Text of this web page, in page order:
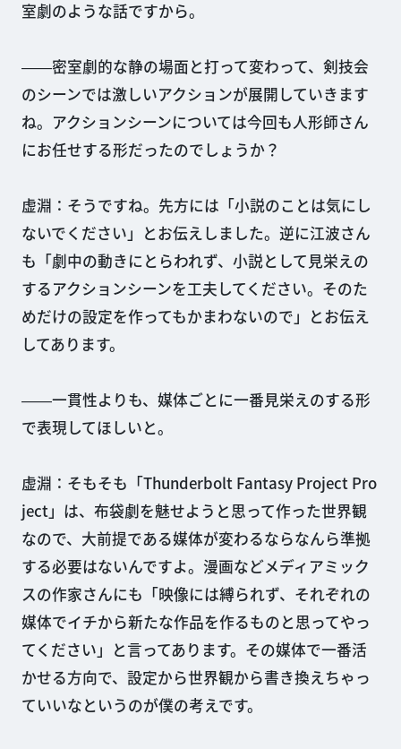
室劇のような話ですから。
――密室劇的な静の場面と打って変わって、剣技会
のシーンでは激しいアクションが展開していきます
ね。アクションシーンについては今回も人形師さん
にお任せする形だったのでしょうか？
虚淵：そうですね。先方には「小説のことは気にし
ないでください」とお伝えしました。逆に江波さん
も「劇中の動きにとらわれず、小説として見栄えの
するアクションシーンを工夫してください。そのた
めだけの設定を作ってもかまわないので」とお伝え
してあります。
――一貫性よりも、媒体ごとに一番見栄えのする形
で表現してほしいと。
虚淵：そもそも「Thunderbolt Fantasy Project Pro
ject」は、布袋劇を魅せようと思って作った世界観
なので、大前提である媒体が変わるならなんら準拠
する必要はないんですよ。漫画などメディアミック
スの作家さんにも「映像には縛られず、それぞれの
媒体でイチから新たな作品を作るものと思ってやっ
てください」と言ってあります。その媒体で一番活
かせる方向で、設定から世界観から書き換えちゃっ
ていいなというのが僕の考えです。